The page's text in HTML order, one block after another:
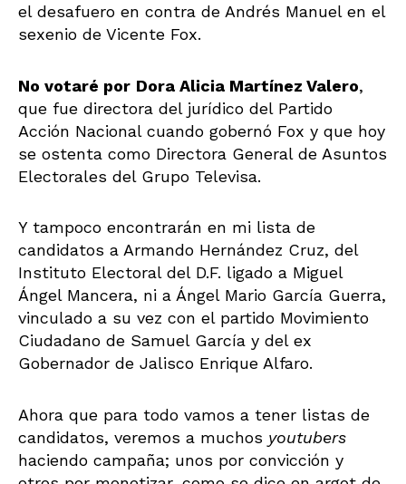
el desafuero en contra de Andrés Manuel en el
sexenio de Vicente Fox.
No votaré por Dora Alicia Martínez Valero,
que fue directora del jurídico del Partido
Acción Nacional cuando gobernó Fox y que hoy
se ostenta como Directora General de Asuntos
Electorales del Grupo Televisa.
Y tampoco encontrarán en mi lista de
candidatos a Armando Hernández Cruz, del
Instituto Electoral del D.F. ligado a Miguel
Ángel Mancera, ni a Ángel Mario García Guerra,
vinculado a su vez con el partido Movimiento
Ciudadano de Samuel García y del ex
Gobernador de Jalisco Enrique Alfaro.
Ahora que para todo vamos a tener listas de
candidatos, veremos a muchos youtubers
haciendo campaña; unos por convicción y